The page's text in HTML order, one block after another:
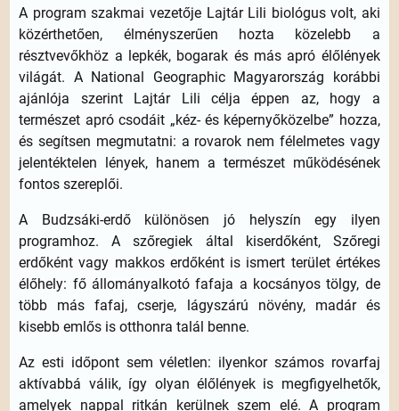
A program szakmai vezetője Lajtár Lili biológus volt, aki
közérthetően, élményszerűen hozta közelebb a
résztvevőkhöz a lepkék, bogarak és más apró élőlények
világát. A National Geographic Magyarország korábbi
ajánlója szerint Lajtár Lili célja éppen az, hogy a
természet apró csodáit „kéz- és képernyőközelbe” hozza,
és segítsen megmutatni: a rovarok nem félelmetes vagy
jelentéktelen lények, hanem a természet működésének
fontos szereplői.
A Budzsáki-erdő különösen jó helyszín egy ilyen
programhoz. A szőregiek által kiserdőként, Szőregi
erdőként vagy makkos erdőként is ismert terület értékes
élőhely: fő állományalkotó fafaja a kocsányos tölgy, de
több más fafaj, cserje, lágyszárú növény, madár és
kisebb emlős is otthonra talál benne.
Az esti időpont sem véletlen: ilyenkor számos rovarfaj
aktívabbá válik, így olyan élőlények is megfigyelhetők,
amelyek nappal ritkán kerülnek szem elé. A program